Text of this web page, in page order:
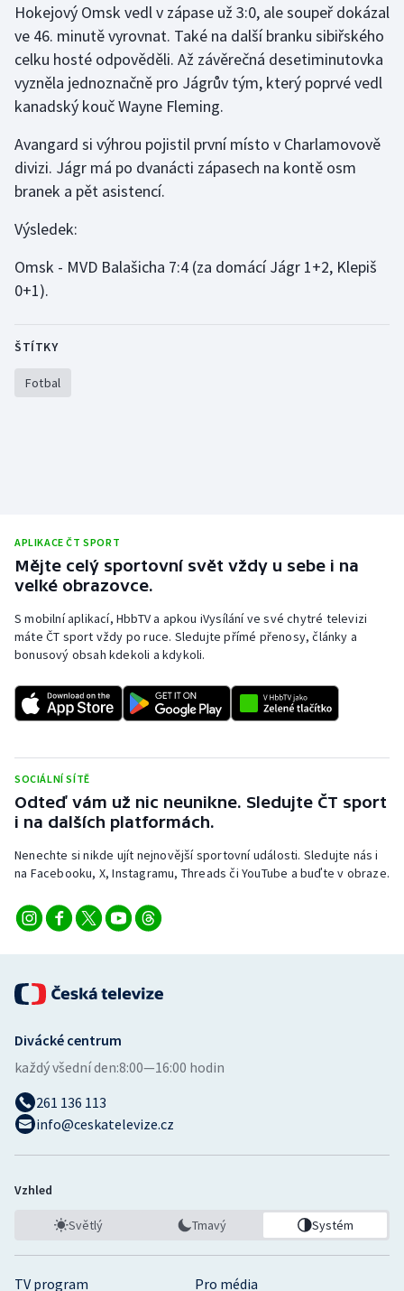
Futsal
Golf
Gymnastika
Házená
Jezdectví
Krasobruslení
Lezení
Lyže a snowboard
Plavání
Plážový volejbal
Ragby
Rychlobruslení
Rychlostní kanoistika
Short track
Sportovní střelba
Veslování
Vodní slalom
Volejbal
Ostatní
Hokejový Omsk vedl v zápase už 3:0, ale soupeř dokázal
ve 46. minutě vyrovnat. Také na další branku sibiřského
celku hosté odpověděli. Až závěrečná desetiminutovka
vyzněla jednoznačně pro Jágrův tým, který poprvé vedl
kanadský kouč Wayne Fleming.
Avangard si výhrou pojistil první místo v Charlamovově
divizi. Jágr má po dvanácti zápasech na kontě osm
branek a pět asistencí.
Výsledek:
Omsk - MVD Balašicha 7:4 (za domácí Jágr 1+2, Klepiš
0+1).
ŠTÍTKY
Fotbal
APLIKACE ČT SPORT
Mějte celý sportovní svět vždy u sebe i na
velké obrazovce.
S mobilní aplikací, HbbTV a apkou iVysílání ve své chytré televizi
máte ČT sport vždy po ruce. Sledujte přímé přenosy, články a
bonusový obsah kdekoli a kdykoli.
SOCIÁLNÍ SÍTĚ
Odteď vám už nic neunikne. Sledujte ČT sport
i na dalších platformách.
Nenechte si nikde ujít nejnovější sportovní události. Sledujte nás i
na Facebooku, X, Instagramu, Threads či YouTube a buďte v obraze.
TV program Pro média
Divácké centrum
každý všední den:8:00—16:00 hodin
261 136 113
info@ceskatelevize.cz
Vzhled
Světlý Tmavý Systém